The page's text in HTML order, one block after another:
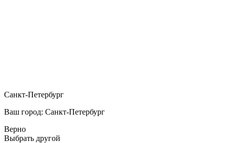
Санкт-Петербург
Ваш город: Санкт-Петербург
Верно
Выбрать другой